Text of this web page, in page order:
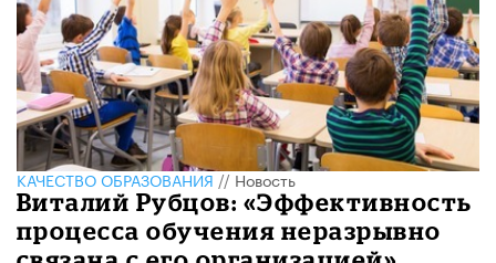
КАЧЕСТВО ОБРАЗОВАНИЯ//Новость
Виталий Рубцов: «Эффективность
процесса обучения неразрывно